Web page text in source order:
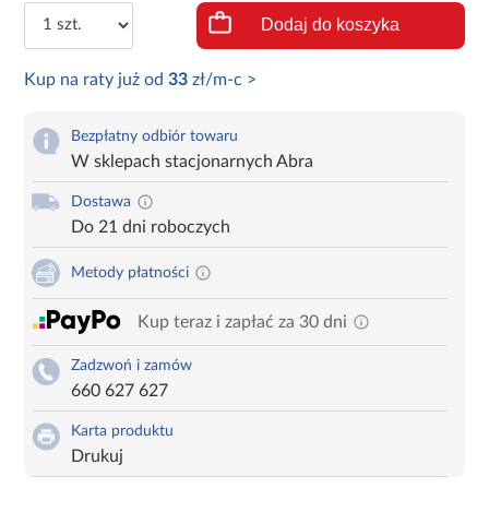
Dodaj do koszyka
Kup na raty już od33 zł/m-c >
Bezpłatny odbiór towaru
W sklepach stacjonarnych Abra
Dostawa
Do 21 dni roboczych
Metody płatności
Kup teraz i zapłać za 30 dni
Zadzwoń i zamów
660 627 627
Karta produktu
Drukuj